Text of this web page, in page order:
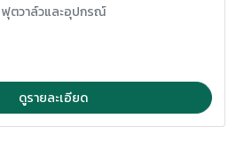
ฟุตวาล์วและอุปกรณ์
ดูรายละเอียด